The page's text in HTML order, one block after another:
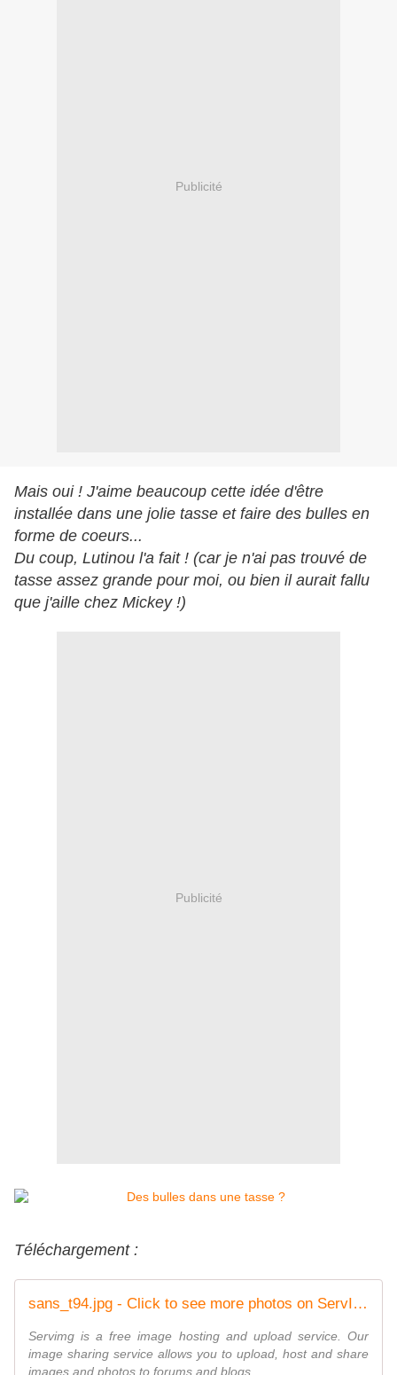
Publicité
Mais oui ! J'aime beaucoup cette idée d'être
installée dans une jolie tasse et faire des bulles en
forme de coeurs...
Du coup, Lutinou l'a fait ! (car je n'ai pas trouvé de
tasse assez grande pour moi, ou bien il aurait fallu
que j'aille chez Mickey !)
Publicité
Téléchargement :
sans_t94.jpg - Click to see more photos on ServImg
Servimg is a free image hosting and upload service. Our
image sharing service allows you to upload, host and share
images and photos to forums and blogs.